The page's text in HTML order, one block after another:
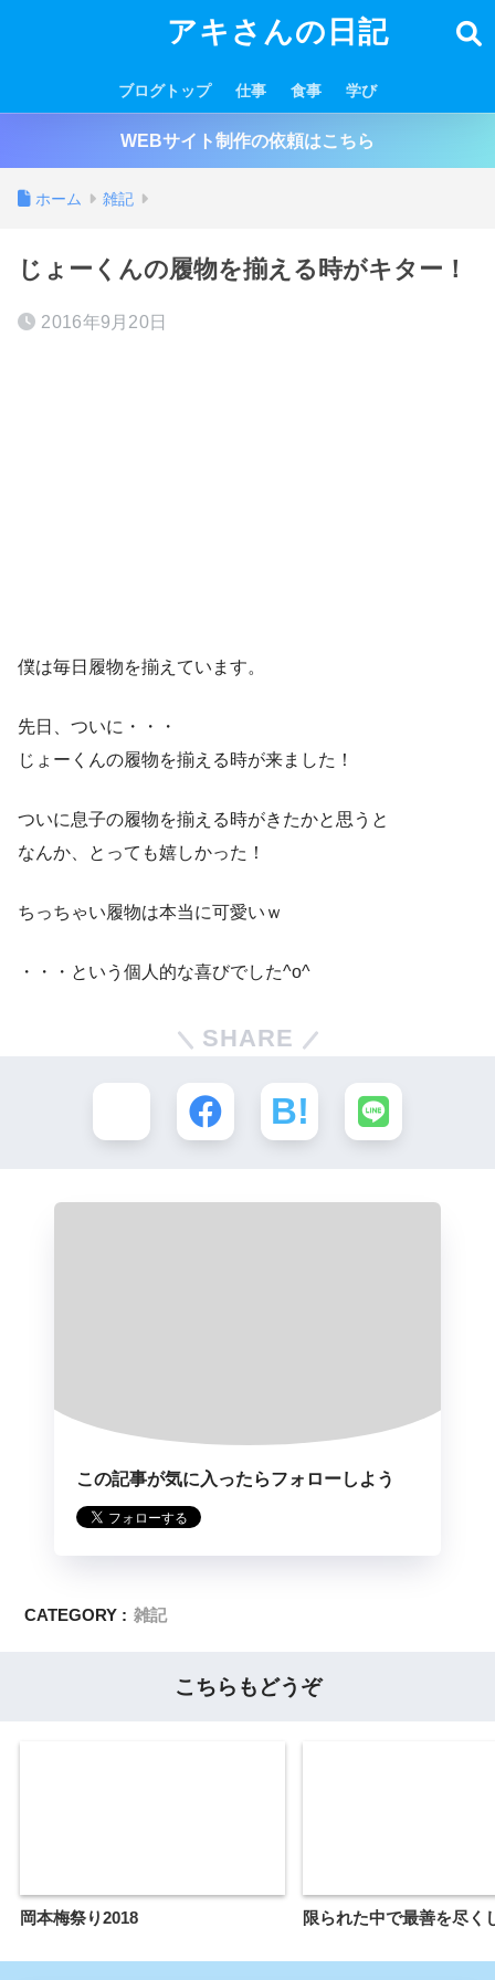
アキさんの日記
ブログトップ 仕事 食事 学び
WEBサイト制作の依頼はこちら
ホーム 雑記
じょーくんの履物を揃える時がキター！
2016年9月20日
僕は毎日履物を揃えています。
先日、ついに・・・
じょーくんの履物を揃える時が来ました！
ついに息子の履物を揃える時がきたかと思うと
なんか、とっても嬉しかった！
ちっちゃい履物は本当に可愛いｗ
・・・という個人的な喜びでした^o^
SHARE
この記事が気に入ったらフォローしよう
CATEGORY : 雑記
こちらもどうぞ
岡本梅祭り2018 限られた中で最善を尽く